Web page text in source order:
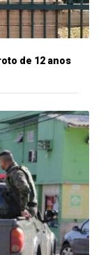
de 12 anos